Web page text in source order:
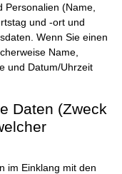
Personalien (Name,
und -ort und
Wenn Sie einen
Name,
und Datum/Uhrzeit
Daten (Zweck
im Einklang mit den